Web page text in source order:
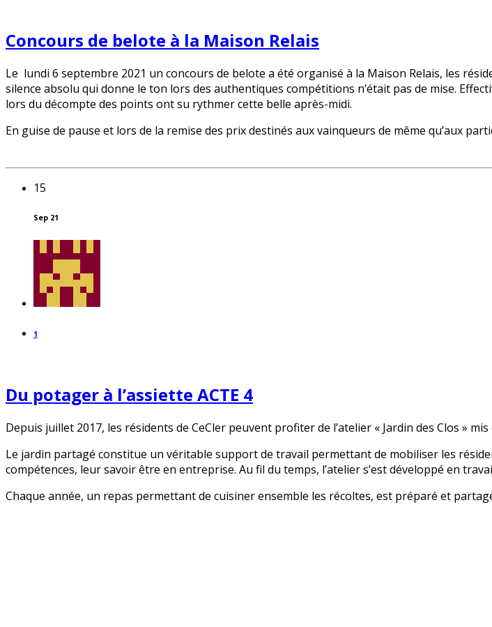
Concours de belote à la Maison Relais
Le lundi 6 septembre 2021 un concours de belote a été organisé à la Maison Relais, les
silence absolu qui donne le ton lors des authentiques compétitions n’était pas de mise.
lors du décompte des points ont su rythmer cette belle après-midi.
En guise de pause et lors de la remise des prix destinés aux vainqueurs de même qu’aux
15
Sep 21
1
Du potager à l’assiette ACTE 4
Depuis juillet 2017, les résidents de CeCler peuvent profiter de l’atelier « Jardin des Clos »
Le jardin partagé constitue un véritable support de travail permettant de mobiliser les
compétences, leur savoir être en entreprise. Au fil du temps, l’atelier s’est développé en
Chaque année, un repas permettant de cuisiner ensemble les récoltes, est préparé et